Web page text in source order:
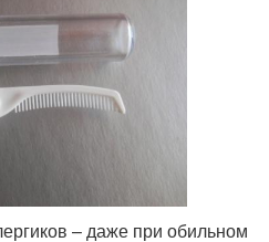
– даже при обильном